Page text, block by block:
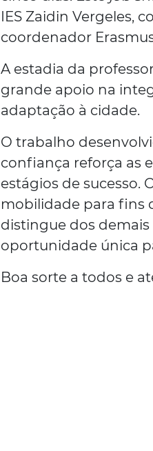
IES Zaidin Vergeles,
coordenador
A estadia da
grande apoio na
adaptação à cidade.
O trabalho
confiança reforça as
estágios de sucesso.
mobilidade para fins
distingue dos
oportunidade única
Boa sorte a todos e